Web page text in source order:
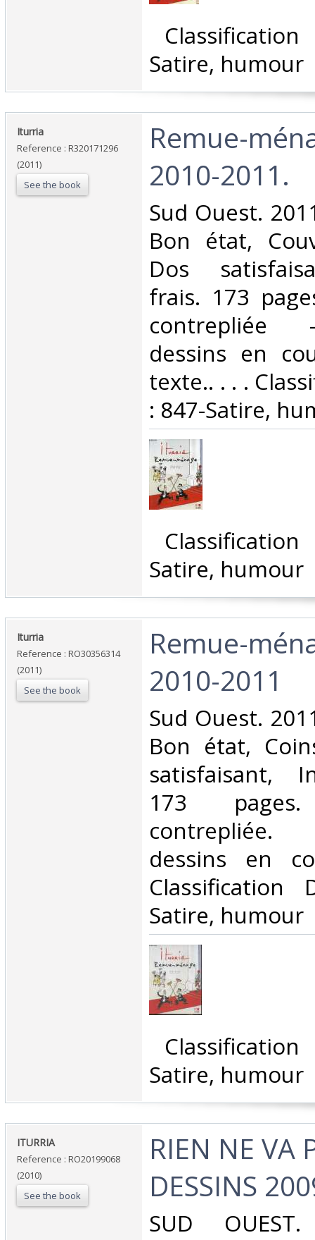
Satire, humour‎
‎Iturria‎
Reference : R320171296
(2011)
See the book
‎Remue-
2010-2011.‎
‎Sud Ouest.
Bon état,
Dos
frais. 173
contrepliée
dessins en
texte.. . . .
: 847-Satire,
Satire, humour‎
‎Iturria‎
Reference : RO30356314
(2011)
See the book
‎Remue-
2010-2011‎
‎Sud Ouest.
Bon état,
satisfaisant,
173 pages.
dessins en
Classification
Satire, humour‎
Satire, humour‎
‎ITURRIA‎
Reference : RO20199068
(2010)
See the book
‎RIEN NE VA
DESSINS
‎SUD